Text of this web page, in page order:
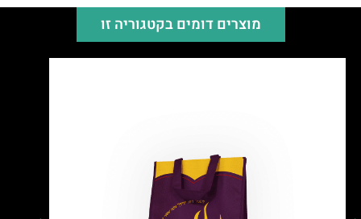
מוצרים דומים בקטגוריה זו